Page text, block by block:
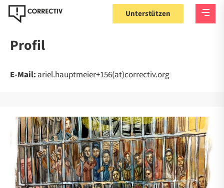
Unterstützen
Profil
E-Mail: ariel.hauptmeier+156(at)correctiv.org